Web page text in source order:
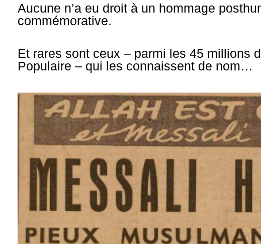
Aucune n’a eu droit à un hommage
commémorative.
Et rares sont ceux – parmi les 45 millions
Populaire – qui les connaissent de nom…